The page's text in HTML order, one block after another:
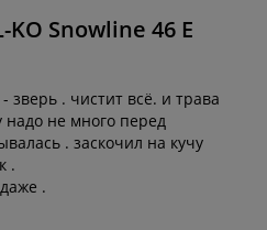
Snowline 46 E
. чистит всё. и трава
надо не много перед
. заскочил на кучу
.
.